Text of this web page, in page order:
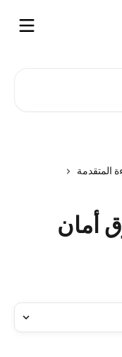
المتقدمة
أمان